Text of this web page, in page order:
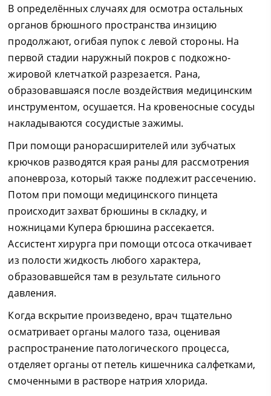
В определённых случаях для осмотра остальных
органов брюшного пространства инзицию
продолжают, огибая пупок с левой стороны. На
первой стадии наружный покров с подкожно-
жировой клетчаткой разрезается. Рана,
образовавшаяся после воздействия медицинским
инструментом, осушается. На кровеносные сосуды
накладываются сосудистые зажимы.
При помощи ранорасширителей или зубчатых
крючков разводятся края раны для рассмотрения
апоневроза, который также подлежит рассечению.
Потом при помощи медицинского пинцета
происходит захват брюшины в складку, и
ножницами Купера брюшина рассекается.
Ассистент хирурга при помощи отсоса откачивает
из полости жидкость любого характера,
образовавшейся там в результате сильного
давления.
Когда вскрытие произведено, врач тщательно
осматривает органы малого таза, оценивая
распространение патологического процесса,
отделяет органы от петель кишечника салфетками,
смоченными в растворе натрия хлорида.